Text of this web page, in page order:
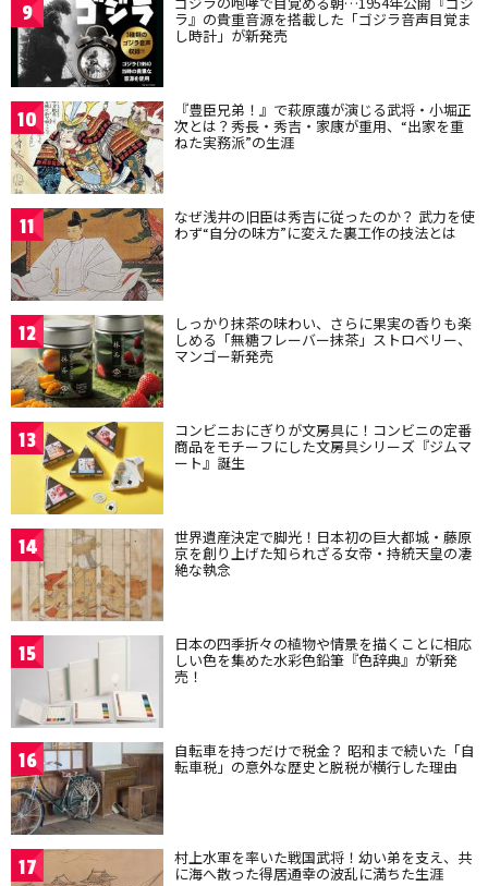
9 ラ』の貴重音源を搭載した「ゴジラ音声目覚ま
し時計」が新発売
10 『豊臣兄弟！』で萩原護が演じる武将・小堀正
次とは？秀長・秀吉・家康が重用、“出家を重
ねた実務派”の生涯
11 なぜ浅井の旧臣は秀吉に従ったのか？ 武力を使
わず“自分の味方”に変えた裏工作の技法とは
12 しっかり抹茶の味わい、さらに果実の香りも楽
しめる「無糖フレーバー抹茶」ストロベリー、
マンゴー新発売
13 コンビニおにぎりが文房具に！コンビニの定番
商品をモチーフにした文房具シリーズ『ジムマ
ート』誕生
14 世界遺産決定で脚光！日本初の巨大都城・藤原
京を創り上げた知られざる女帝・持統天皇の凄
絶な執念
15 日本の四季折々の植物や情景を描くことに相応
しい色を集めた水彩色鉛筆『色辞典』が新発
売！
16 自転車を持つだけで税金？ 昭和まで続いた「自
転車税」の意外な歴史と脱税が横行した理由
17 村上水軍を率いた戦国武将！幼い弟を支え、共
に海へ散った得居通幸の波乱に満ちた生涯